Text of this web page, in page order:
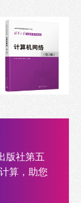
版社第五
算，助您